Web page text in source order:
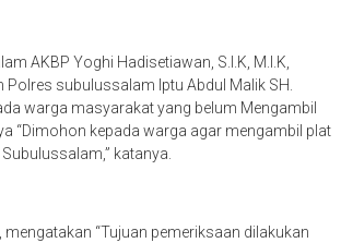
AKBP Yoghi Hadisetiawan, S.I.K, M.I.K,
Polres subulussalam Iptu Abdul Malik SH.
warga masyarakat yang belum Mengambil
“Dimohon kepada warga agar mengambil plat
katanya.
mengatakan “Tujuan pemeriksaan dilakukan